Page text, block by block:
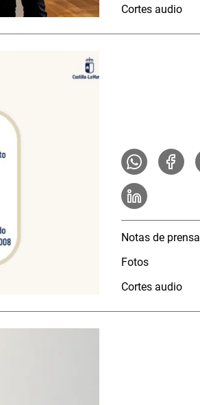
Cortes audio
Notas de prensa
Fotos
Cortes audio